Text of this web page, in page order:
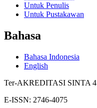
Untuk Penulis
Untuk Pustakawan
Bahasa
Bahasa Indonesia
English
Ter-AKREDITASI SINTA 4
E-ISSN: 2746-4075